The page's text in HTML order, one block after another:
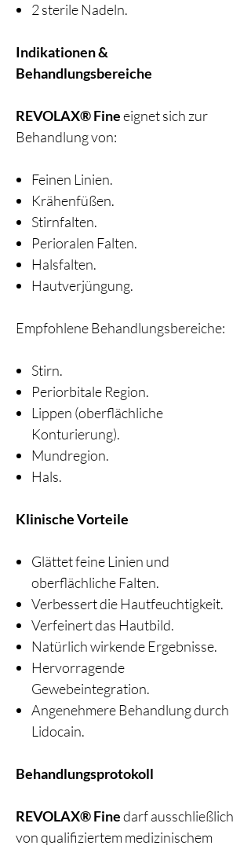
2 sterile Nadeln.
Indikationen &
Behandlungsbereiche
REVOLAX® Fineeignet sich zur
Behandlung von:
Feinen Linien.
Krähenfüßen.
Stirnfalten.
Perioralen Falten.
Halsfalten.
Hautverjüngung.
Empfohlene Behandlungsbereiche:
Stirn.
Periorbitale Region.
Lippen (oberflächliche
Konturierung).
Mundregion.
Hals.
Klinische Vorteile
Glättet feine Linien und
oberflächliche Falten.
Verbessert die Hautfeuchtigkeit.
Verfeinert das Hautbild.
Natürlich wirkende Ergebnisse.
Hervorragende
Gewebeintegration.
Angenehmere Behandlung durch
Lidocain.
Behandlungsprotokoll
REVOLAX® Finedarf ausschließlich
von qualifiziertem medizinischem